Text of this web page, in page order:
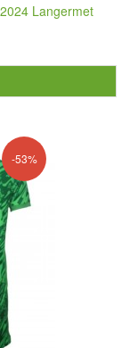
Langermet
-53%